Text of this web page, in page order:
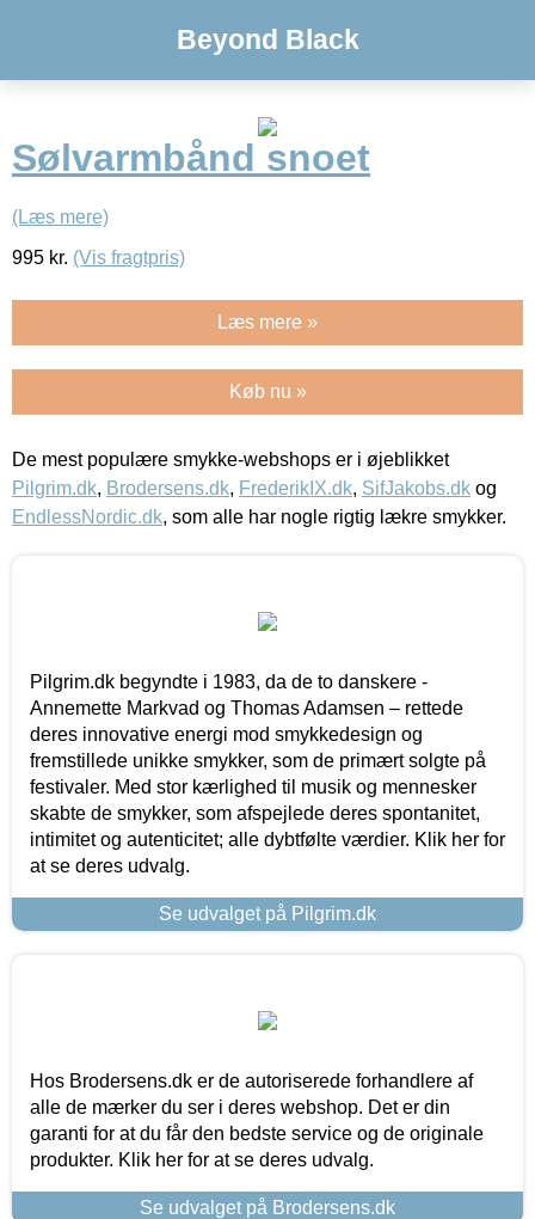
Beyond Black
Sølvarmbånd snoet
(Læs mere)
995 kr. (Vis fragtpris)
Læs mere »
Køb nu »
De mest populære smykke-webshops er i øjeblikket
Pilgrim.dk, Brodersens.dk, FrederikIX.dk, SifJakobs.dk og
EndlessNordic.dk, som alle har nogle rigtig lækre smykker.
Pilgrim.dk begyndte i 1983, da de to danskere -
Annemette Markvad og Thomas Adamsen – rettede
deres innovative energi mod smykkedesign og
fremstillede unikke smykker, som de primært solgte på
festivaler. Med stor kærlighed til musik og mennesker
skabte de smykker, som afspejlede deres spontanitet,
intimitet og autenticitet; alle dybtfølte værdier. Klik her for
at se deres udvalg.
Se udvalget på Pilgrim.dk
Hos Brodersens.dk er de autoriserede forhandlere af
alle de mærker du ser i deres webshop. Det er din
garanti for at du får den bedste service og de originale
produkter. Klik her for at se deres udvalg.
Se udvalget på Brodersens.dk